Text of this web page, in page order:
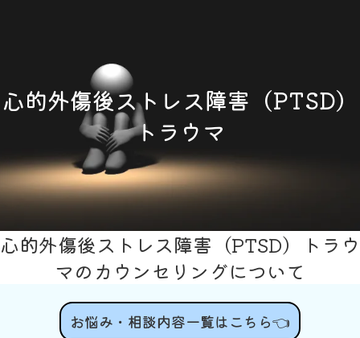
心的外傷後ストレス障害（PTSD）
トラウマ
心的外傷後ストレス障害（PTSD）トラウ
マのカウンセリングについて
お悩み・相談内容一覧はこちら👈